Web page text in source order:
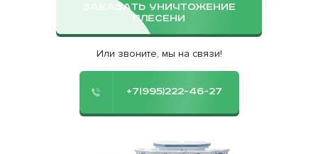
ЗАКАЗАТЬ УНИЧТОЖЕНИЕ
ПЛЕСЕНИ
Или звоните, мы на связи!
+7(995)222-46-27